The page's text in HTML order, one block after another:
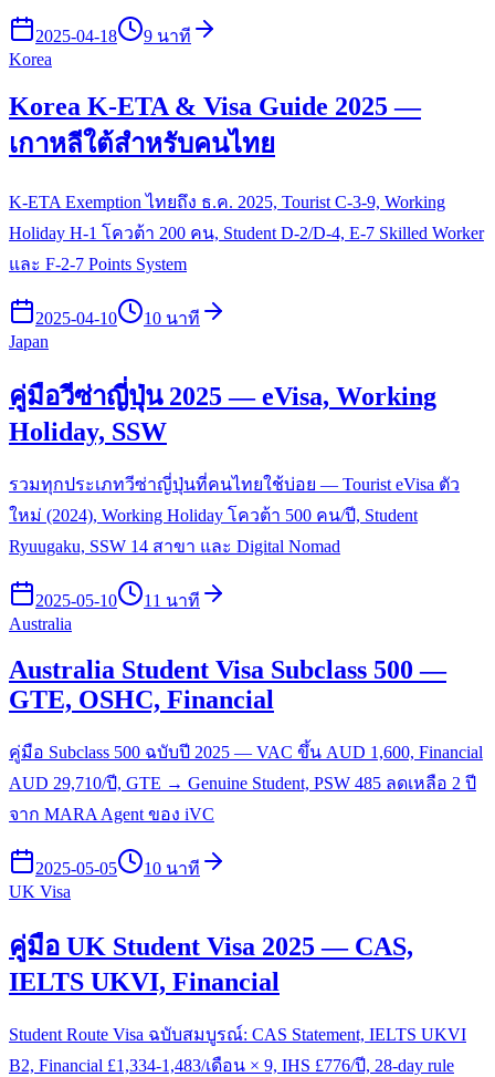
2025-04-18
9 นาที
Korea
Korea K-ETA & Visa Guide 2025 —
เกาหลีใต้สำหรับคนไทย
K-ETA Exemption ไทยถึง ธ.ค. 2025, Tourist C-3-9, Working
Holiday H-1 โควต้า 200 คน, Student D-2/D-4, E-7 Skilled Worker
และ F-2-7 Points System
2025-04-10
10 นาที
Japan
คู่มือวีซ่าญี่ปุ่น 2025 — eVisa, Working
Holiday, SSW
รวมทุกประเภทวีซ่าญี่ปุ่นที่คนไทยใช้บ่อย — Tourist eVisa ตัว
ใหม่ (2024), Working Holiday โควต้า 500 คน/ปี, Student
Ryuugaku, SSW 14 สาขา และ Digital Nomad
2025-05-10
11 นาที
Australia
Australia Student Visa Subclass 500 —
GTE, OSHC, Financial
คู่มือ Subclass 500 ฉบับปี 2025 — VAC ขึ้น AUD 1,600, Financial
AUD 29,710/ปี, GTE → Genuine Student, PSW 485 ลดเหลือ 2 ปี
จาก MARA Agent ของ iVC
2025-05-05
10 นาที
UK Visa
คู่มือ UK Student Visa 2025 — CAS,
IELTS UKVI, Financial
Student Route Visa ฉบับสมบูรณ์: CAS Statement, IELTS UKVI
B2, Financial £1,334-1,483/เดือน × 9, IHS £776/ปี, 28-day rule